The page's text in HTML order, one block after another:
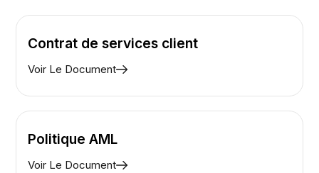
Contrat de services client
Voir Le Document
Politique AML
Voir Le Document